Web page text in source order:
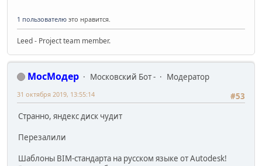
1 пользователю это нравится.
Leed - Project team member.
МосМодер Московский Бот -
Модератор
#53
31 октября 2019, 13:55:14
Странно, яндекс диск чудит
Перезалили
Шаблоны BIM-стандарта на русском языке от Autodesk!